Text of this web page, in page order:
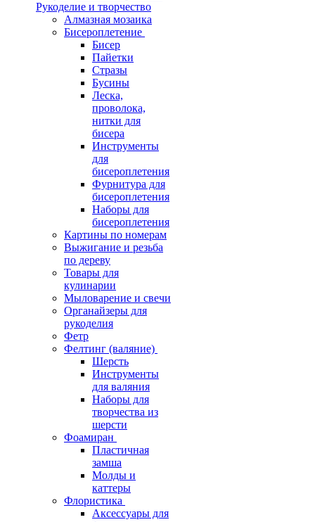
Рукоделие и творчество
Алмазная мозаика
Бисероплетение
Бисер
Пайетки
Стразы
Бусины
Леска,
проволока,
нитки для
бисера
Инструменты
для
бисероплетения
Фурнитура для
бисероплетения
Наборы для
бисероплетения
Картины по номерам
Выжигание и резьба
по дереву
Товары для
кулинарии
Мыловарение и свечи
Органайзеры для
рукоделия
Фетр
Фелтинг (валяние)
Шерсть
Инструменты
для валяния
Наборы для
творчества из
шерсти
Фоамиран
Пластичная
замша
Молды и
каттеры
Флористика
Аксессуары для